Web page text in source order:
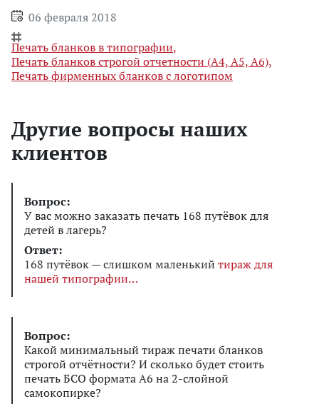
06 февраля 2018
Печать бланков в типографии,
Печать бланков строгой отчетности (А4, А5, А6),
Печать фирменных бланков с логотипом
Другие вопросы наших
клиентов
Вопрос:
У вас можно заказать печать 168 путёвок для
детей в лагерь?
Ответ:
168 путёвок — слишком маленький тираж для
нашей типографии
Вопрос:
Какой минимальный тираж печати бланков
строгой отчётности? И сколько будет стоить
печать БСО формата А6 на 2-слойной
самокопирке?